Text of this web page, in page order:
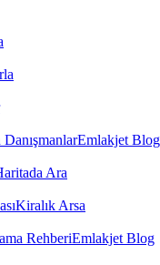
Emlakjet Blog
Ara
Kiralık Arsa
RehberiEmlakjet Blog